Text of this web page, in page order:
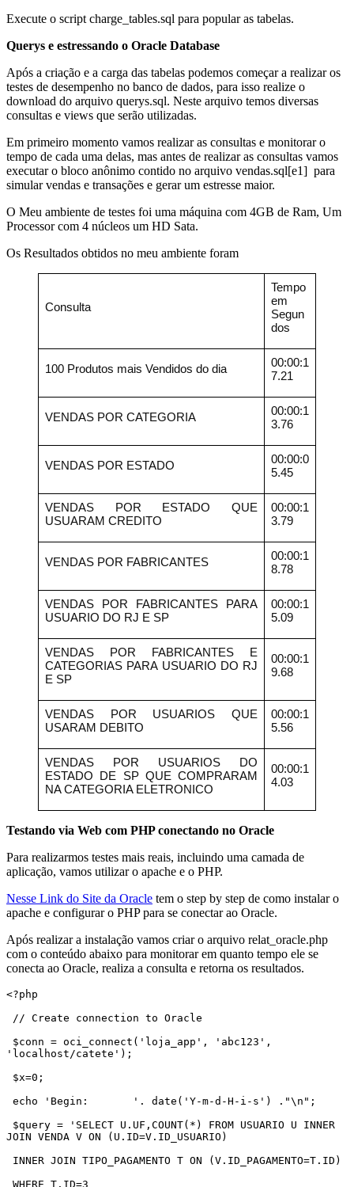
Execute o script charge_tables.sql para popular as tabelas.
Querys e estressando o Oracle Database
Após a criação e a carga das tabelas podemos começar a realizar os
testes de desempenho no banco de dados, para isso realize o
download do arquivo querys.sql. Neste arquivo temos diversas
consultas e views que serão utilizadas.
Em primeiro momento vamos realizar as consultas e monitorar o
tempo de cada uma delas, mas antes de realizar as consultas vamos
executar o bloco anônimo contido no arquivo vendas.sql[e1] para
simular vendas e transações e gerar um estresse maior.
O Meu ambiente de testes foi uma máquina com 4GB de Ram, Um
Processor com 4 núcleos um HD Sata.
Os Resultados obtidos no meu ambiente foram
Consulta
Tempo
em
Segun
dos
100 Produtos mais Vendidos do dia
00:00:1
7.21
VENDAS POR CATEGORIA
00:00:1
3.76
VENDAS POR ESTADO
00:00:0
5.45
VENDAS POR ESTADO QUE
USUARAM CREDITO
00:00:1
3.79
VENDAS POR FABRICANTES
00:00:1
8.78
VENDAS POR FABRICANTES PARA
USUARIO DO RJ E SP
00:00:1
5.09
VENDAS POR FABRICANTES E
CATEGORIAS PARA USUARIO DO RJ
E SP
00:00:1
9.68
VENDAS POR USUARIOS QUE
USARAM DEBITO
00:00:1
5.56
VENDAS POR USUARIOS DO
ESTADO DE SP QUE COMPRARAM
NA CATEGORIA ELETRONICO
00:00:1
4.03
Testando via Web com PHP conectando no Oracle
Para realizarmos testes mais reais, incluindo uma camada de
aplicação, vamos utilizar o apache e o PHP.
Nesse Link do Site da Oracle tem o step by step de como instalar o
apache e configurar o PHP para se conectar ao Oracle.
Após realizar a instalação vamos criar o arquivo relat_oracle.php
com o conteúdo abaixo para monitorar em quanto tempo ele se
conecta ao Oracle, realiza a consulta e retorna os resultados.
<?php
// Create connection to Oracle
$conn = oci_connect('loja_app', 'abc123',
'localhost/catete');
$x=0;
echo 'Begin:       '. date('Y-m-d-H-i-s') ."\n";
$query = 'SELECT U.UF,COUNT(*) FROM USUARIO U INNER
JOIN VENDA V ON (U.ID=V.ID_USUARIO)
INNER JOIN TIPO_PAGAMENTO T ON (V.ID_PAGAMENTO=T.ID)
WHERE T.ID=3